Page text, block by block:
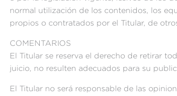
normal utilización de los contenidos, los
propios o contratados por el Titular, de
COMENTARIOS
El Titular se reserva el derecho de retirar
juicio, no resulten adecuados para su
El Titular no será responsable de las